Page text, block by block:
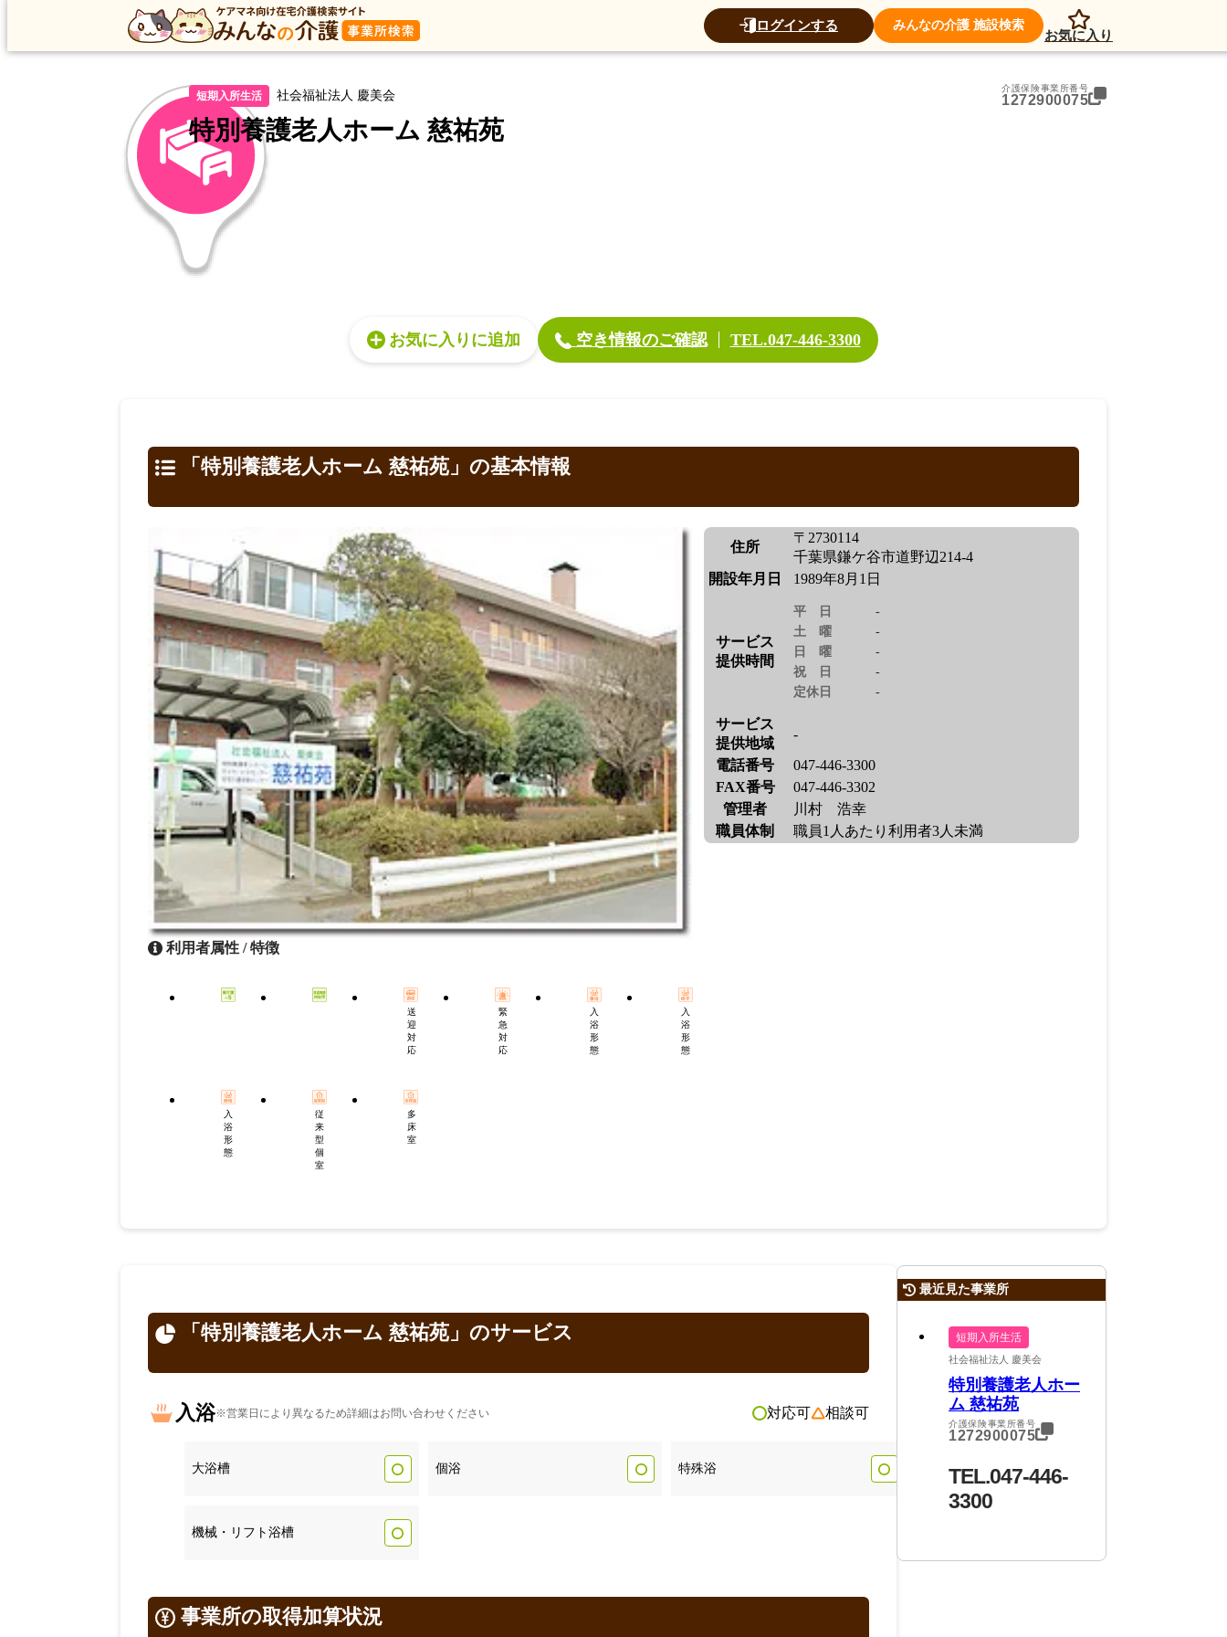
ログインする みんなの介護 施設検索
お気に入り
運営法人
アクセス
トップ
千葉県 鎌ケ谷市 短期入所生活 特別養護老人ホーム 慈祐苑
短期入所生活 社会福祉法人 慶美会
介護保険事業所番号
1272900075
特別養護老人ホーム 慈祐苑
お気に入り 空き情報のご確認 TEL.047-446-3300
「特別養護老人ホーム 慈祐苑」の基本情報
利用者属性 / 特徴
送
迎
対
応
緊
急
対
応
入
浴
形
態
入
浴
形
態
入
浴
形
態
従
来
型
個
室
多
床
室
住所
〒2730114
千葉県鎌ケ谷市道野辺214-4
開設年月日
1989年8月1日
サービス
提供時間
平日
-
土曜
-
日曜
-
祝日
-
定休日
-
サービス
提供地域
-
電話番号
047-446-3300
FAX番号
047-446-3302
管理者
川村 浩幸
職員体制
職員1人あたり利用者3人未満
「特別養護老人ホーム 慈祐苑」のサービス
対応可 相談可
入浴※営業日により異なるため詳細はお問い合わせください
大浴槽 個浴 特殊浴
機械・リフト浴槽
事業所の取得加算状況
最近見た事業所
短期入所生活
社会福祉法人 慶美会
特別養護老人ホー
ム 慈祐苑
介護保険事業所番号
1272900075
TEL.047-446-
3300